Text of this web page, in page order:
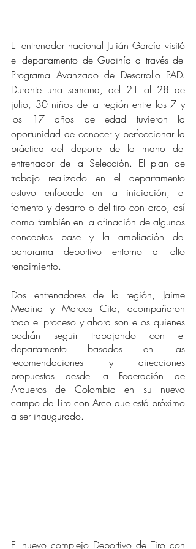
El entrenador nacional Julián García visitó
el departamento de Guainía a través del
Programa Avanzado de Desarrollo PAD.
Durante una semana, del 21 al 28 de
julio, 30 niños de la región entre los 7 y
los 17 años de edad tuvieron la
oportunidad de conocer y perfeccionar la
práctica del deporte de la mano del
entrenador de la Selección. El plan de
trabajo realizado en el departamento
estuvo enfocado en la iniciación, el
fomento y desarrollo del tiro con arco, así
como también en la afinación de algunos
conceptos base y la ampliación del
panorama deportivo entorno al alto
rendimiento.
Dos entrenadores de la región, Jaime
Medina y Marcos Cita, acompañaron
todo el proceso y ahora son ellos quienes
podrán seguir trabajando con el
departamento basados en las
recomendaciones y direcciones
propuestas desde la Federación de
Arqueros de Colombia en su nuevo
campo de Tiro con Arco que está próximo
a ser inaugurado.
El nuevo complejo Deportivo de Tiro con